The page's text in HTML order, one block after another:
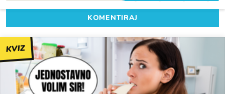
KOMENTIRAJ
KVIZ